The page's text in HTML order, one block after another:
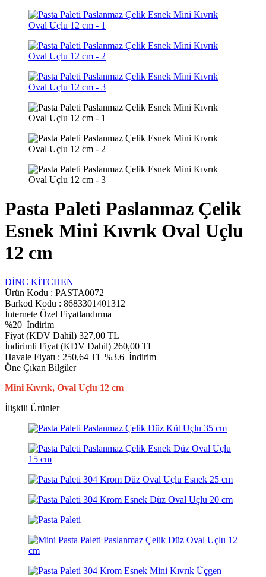
Pasta Paleti Paslanmaz Çelik
Esnek Mini Kıvrık Oval Uçlu
12 cm
DİNC KİTCHEN
Ürün Kodu : PASTA0072
Barkod Kodu : 8683301401312
İnternete Özel Fiyatlandırma
%20 İndirim
Fiyat (KDV Dahil) 327,00 TL
İndirimli Fiyat (KDV Dahil) 260,00 TL
Havale Fiyatı : 250,64 TL %3.6 İndirim
Öne Çıkan Bilgiler
Mini Kıvrık, Oval Uçlu 12 cm
İlişkili Ürünler